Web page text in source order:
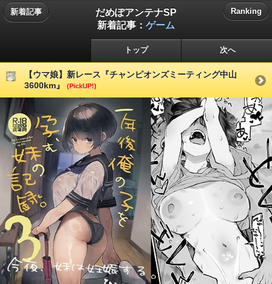
新着記事
だめぽアンテナSP
新着記事： ゲーム
Ranking
トップ 次へ
【ウマ娘】新レース『チャンピオンズミーティング中山
3600km』
(PickUP!)